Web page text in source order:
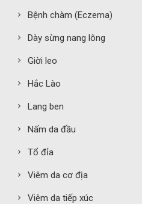
Bệnh chàm (Eczema)
Dày sừng nang lông
Giời leo
Hắc Lào
Lang ben
Nấm da đầu
Tổ đỉa
Viêm da cơ địa
Viêm da tiếp xúc